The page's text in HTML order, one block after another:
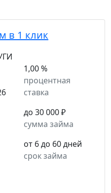
в 1 клик
1,00 %
процентная
ставка
до 30 000 ₽
сумма займа
от 6 до 60 дней
срок займа